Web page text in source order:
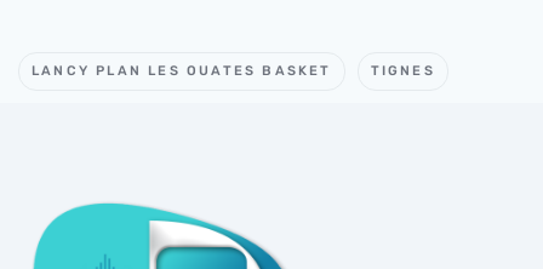
LANCY PLAN LES OUATES BASKET TIGNES